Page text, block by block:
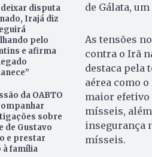
disputa
Irajá diz
pelo
e afirma
da OABTO
sobre
de Gustavo
e prestar
à família
de Gálata,
As tensões
contra o Irã
destaca pela
aérea como
maior
mísseis,
insegurança
mísseis.